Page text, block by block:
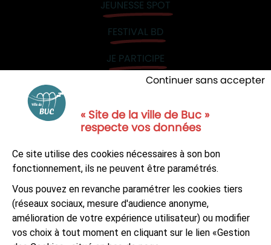
« Site de la ville de Buc »
respecte vos données
Ce site utilise des cookies nécessaires à son bon
fonctionnement, ils ne peuvent être paramétrés.
Vous pouvez en revanche paramétrer les cookies tiers
(réseaux sociaux, mesure d'audience anonyme,
amélioration de votre expérience utilisateur) ou modifier
vos choix à tout moment en cliquant sur le lien «Gestion
Continuer sans accepter
JEUNESSE SPOT
FESTIVAL BD
JE PARTICIPE
NOUS CONTACTER
S'ABONNER À LA NEWSLETTER
Suivez-nous sur
Facebook
LinkedIn